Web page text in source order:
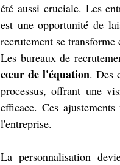
été aussi cruciale. Les
est une opportunité de
recrutement se transforme
Les bureaux de
cœur de l'équation. Des
processus, offrant une
efficace. Ces
l'entreprise.
La personnalisation